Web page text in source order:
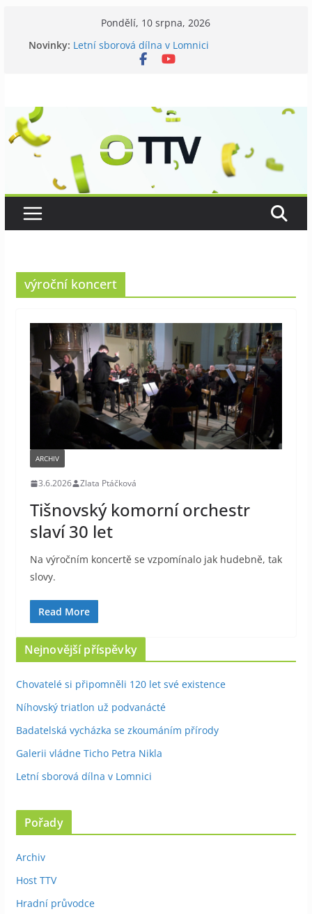
Pondělí, 10 srpna, 2026
Novinky: Letní sborová dílna v Lomnici
Chovatelé si připomněli 120 let své existence
výroční koncert
ARCHIV
3.6.2026 Zlata Ptáčková
Tišnovský komorní orchestr
slaví 30 let
Na výročním koncertě se vzpomínalo jak hudebně, tak
slovy.
Read More
Nejnovější příspěvky
Chovatelé si připomněli 120 let své existence
Níhovský triatlon už podvanácté
Badatelská vycházka se zkoumáním přírody
Galerii vládne Ticho Petra Nikla
Letní sborová dílna v Lomnici
Pořady
Archiv
Host TTV
Hradní průvodce